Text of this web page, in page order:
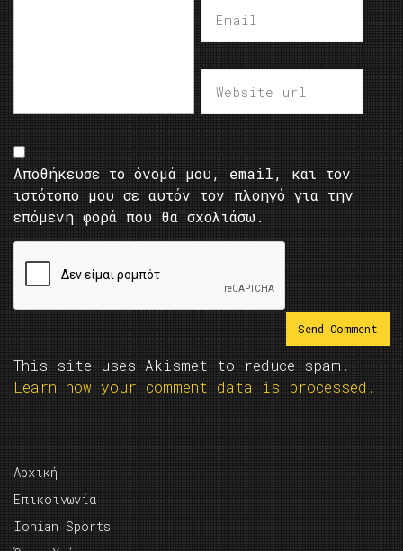
Αποθήκευσε το όνομά μου, email, και τον
ιστότοπο μου σε αυτόν τον πλοηγό για την
επόμενη φορά που θα σχολιάσω.
This site uses Akismet to reduce spam.
Learn how your comment data is processed.
Αρχική
Επικοινωνία
Ionian Sports